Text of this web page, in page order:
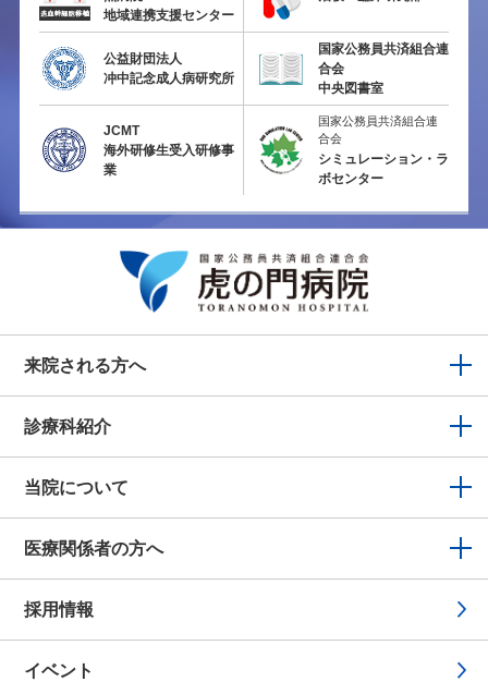
地域連携支援センター
公益財団法人
冲中記念成人病研究所
国家公務員共済組合連
合会
中央図書室
JCMT
海外研修生受入研修事
業
国家公務員共済組合連
合会
シミュレーション・ラ
ボセンター
来院される方へ
診療科紹介
当院について
医療関係者の方へ
採用情報
イベント